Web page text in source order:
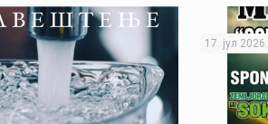
17. јул 2026.